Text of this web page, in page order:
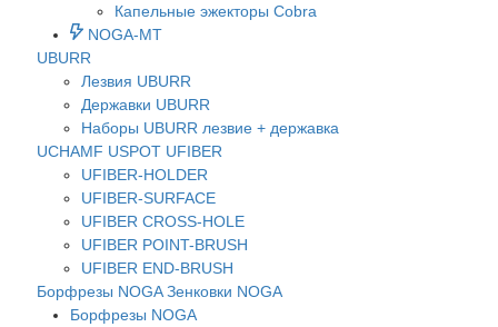
Капельные эжекторы Cobra
NOGA-MT
UBURR
Лезвия UBURR
Державки UBURR
Наборы UBURR лезвие + державка
UCHAMF USPOT UFIBER
UFIBER-HOLDER
UFIBER-SURFACE
UFIBER CROSS-HOLE
UFIBER POINT-BRUSH
UFIBER END-BRUSH
Борфрезы NOGA Зенковки NOGA
Борфрезы NOGA